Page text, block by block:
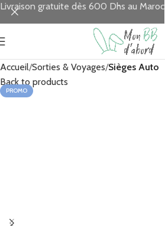
Accueil Sorties & Voyages Sièges Auto
Back to products
PROMO
Livraison gratuite dès 600 Dhs au Maroc